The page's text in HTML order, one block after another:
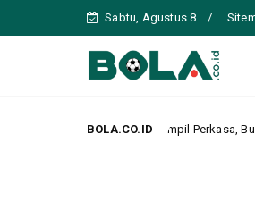
Sabtu, Agustus 8
BOLA.CO.ID
Tampil Perkasa, Bungkam PSG 3-0 pada